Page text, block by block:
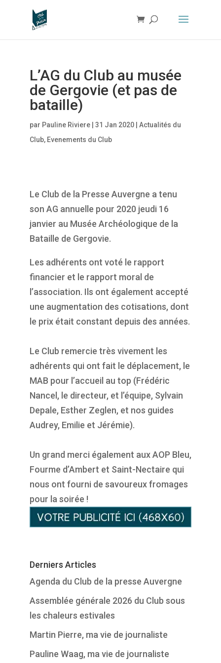
L’AG du Club au musée
de Gergovie (et pas de
bataille)
par Pauline Riviere| 31 Jan 2020| Actualités du
Club, Evenements du Club
Le Club de la Presse Auvergne a tenu
son AG annuelle pour 2020 jeudi 16
janvier au Musée Archéologique de la
Bataille de Gergovie.
Les adhérents ont voté le rapport
financier et le rapport moral de
l’association. Ils ont également accepté
une augmentation des cotisations, dont
le prix était constant depuis des années.
Le Club remercie très vivement les
adhérents qui ont fait le déplacement, le
MAB pour l’accueil au top (Frédéric
Nancel, le directeur, et l’équipe, Sylvain
Depale, Esther Zeglen, et nos guides
Audrey, Emilie et Jérémie).
Un grand merci également aux AOP Bleu,
Fourme d’Ambert et Saint-Nectaire qui
nous ont fourni de savoureux fromages
pour la soirée !
Derniers Articles
Agenda du Club de la presse Auvergne
Assemblée générale 2026 du Club sous
les chaleurs estivales
Martin Pierre, ma vie de journaliste
Pauline Waag, ma vie de journaliste